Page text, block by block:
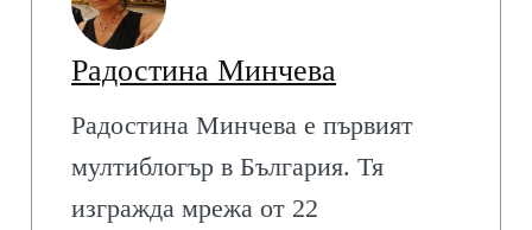
Радостина Минчева
Радостина Минчева е първият
мултиблогър в България. Тя
изгражда мрежа от 22